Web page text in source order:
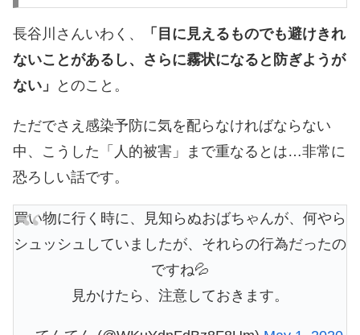
長谷川さんいわく、
「目に見えるものでも避けきれ
ないことがあるし、さらに霧状になると防ぎようが
ない」
とのこと。
ただでさえ感染予防に気を配らなければならない
中、こうした「人的被害」まで重なるとは…非常に
恐ろしい話です。
買い物に行く時に、見知らぬおばちゃんが、何やら
シュッシュしていましたが、それらの行為だったの
ですね💦
見かけたら、注意しておきます。